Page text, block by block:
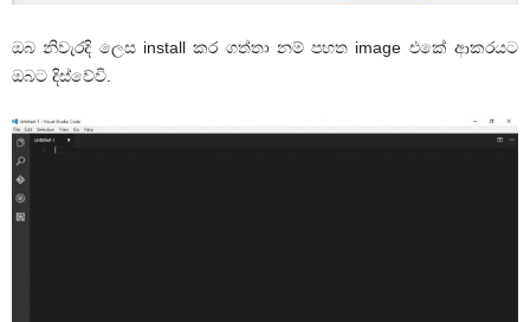
ඔබ නිවැරදි ලෙස install කර ගත්තා නම් පහත image එකේ ආකරයට
ඔබට දිස්වේවි.